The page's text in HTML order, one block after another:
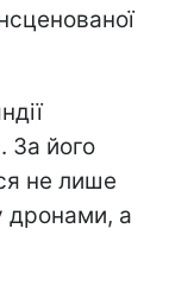
За його
не лише
дронами, а